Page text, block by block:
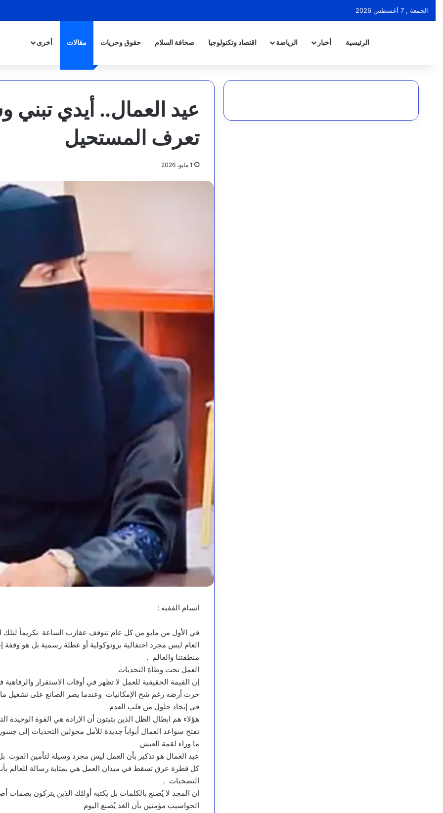
الجمعة , 7 أغسطس 2026
الرئيسية أخبار الرياضة اقتصاد وتكنولوجيا صحافة السلام حقوق وحريات مقالات أخرى
عيد العمال.. أيدي تبني
تعرف المستحيل
1 مايو، 2026
انسام الفقيه :
في الأول من مايو من كل عام تتوقف عقارب الساعة تكريماً لتلك
العام ليس مجرد احتفالية بروتوكولية أو عطلة رسمية بل هو
منطقتنا والعالم .
العمل تحت وطأة التحديات
إن القيمة الحقيقية للعمل لا تظهر في أوقات الاستقرار
حرث أرضه رغم شح الإمكانيات وعندما يصر الصانع على تشغيل
في إيجاد حلول من قلب العدم
هؤلاء هم ابطال الظل الذين يثبتون أن الإرادة هي القوة
تفتح سواعد العمال أبواباً جديدة للأمل محولين التحديات إلى
ما وراء لقمة العيش
عيد العمال هو تذكير بأن العمل ليس مجرد وسيلة لتأمين القوت
كل قطرة عرق تسقط في ميدان العمل هي بمثابة رسالة للعالم
التضحيات .
إن المجد لا يُصنع بالكلمات بل يكتبه أولئك الذين يتركون
الحواسيب مؤمنين بأن الغد يُصنع اليوم